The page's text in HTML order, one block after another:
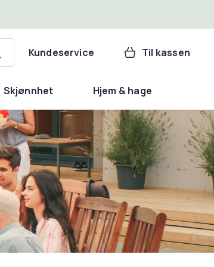
Kundeservice Til kassen
Skjønnhet Hjem & hage